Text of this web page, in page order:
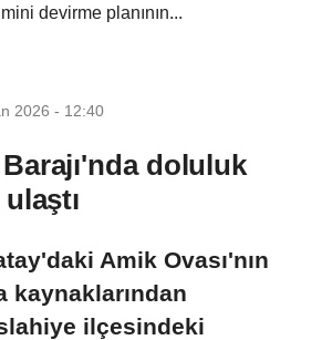
devirme planının...
2026 - 12:40
doluluk
Amik Ovası'nın
kaynaklarından
ilçesindeki